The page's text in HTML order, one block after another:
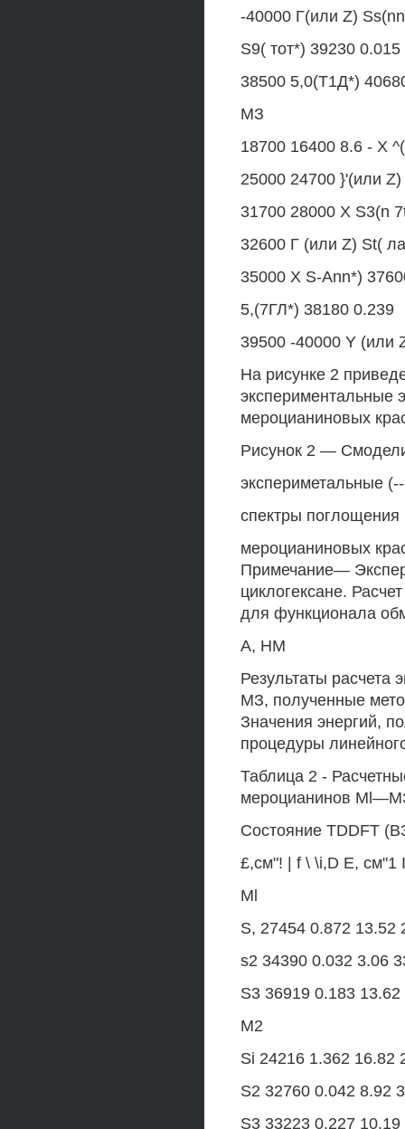
-40000 Г(или Z)
S9( тот*) 39230 0.015
38500 5,0(Т1Д*)
МЗ
18700 16400 8.6 - X
25000 24700 }'(или
31700 28000 X S3(n
32600 Г (или Z) St(
35000 X S-Ann*)
5,(7ГЛ*) 38180 0.239
39500 -40000 Y (или
На рисунке 2
экспериментальные
мероцианиновых
Рисунок 2 —
экспериметальные
спектры поглощения
мероцианиновых
Примечание—
циклогексане.
для функционала
А, НМ
Результаты расчета
МЗ, полученные
Значения энергий,
процедуры
Таблица 2 -
мероцианинов
Состояние TDDFT
£,см"! | f \ \i,D E, см"1
Ml
S, 27454 0.872 13.52
s2 34390 0.032 3.06
S3 36919 0.183
М2
Si 24216 1.362 16.82
S2 32760 0.042 8.92
S3 33223 0.227